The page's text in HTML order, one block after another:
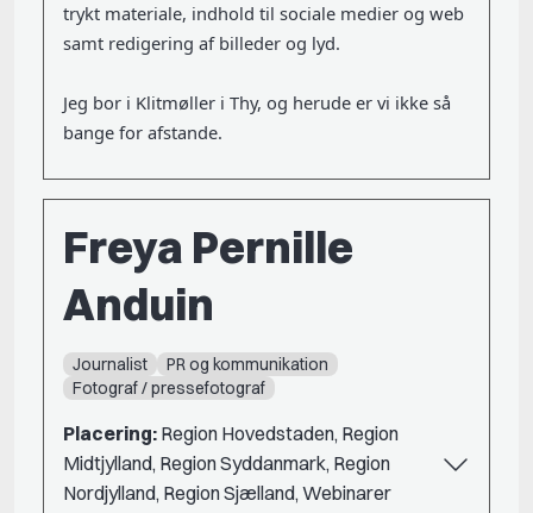
trykt materiale, indhold til sociale medier og web
samt redigering af billeder og lyd.
Jeg bor i Klitmøller i Thy, og herude er vi ikke så
bange for afstande.
Freya Pernille
Anduin
Journalist
PR og kommunikation
Fotograf / pressefotograf
Placering: Region Hovedstaden, Region
Midtjylland, Region Syddanmark, Region
Nordjylland, Region Sjælland, Webinarer